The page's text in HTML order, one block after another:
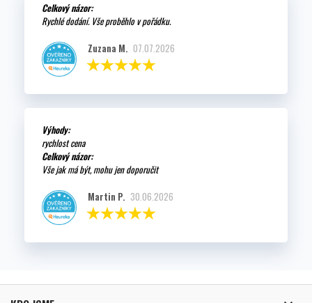
Celkový názor:
Rychlé dodání. Vše proběhlo v pořádku.
Zuzana M. 07.07.2026
Výhody:
rychlost cena
Celkový názor:
Vše jak má být, mohu jen doporučit
Martin P. 30.06.2026